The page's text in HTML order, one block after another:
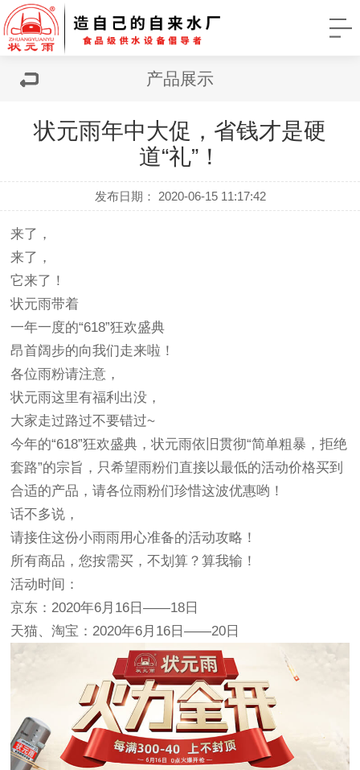
产品展示
状元雨年中大促，省钱才是硬
道“礼”！
发布日期： 2020-06-15 11:17:42
来了，
来了，
它来了！
状元雨带着
一年一度的“618”狂欢盛典
昂首阔步的向我们走来啦！
各位雨粉请注意，
状元雨这里有福利出没，
大家走过路过不要错过~
今年的“618”狂欢盛典，状元雨依旧贯彻“简单粗暴，拒绝
套路”的宗旨，只希望雨粉们直接以最低的活动价格买到
合适的产品，请各位雨粉们珍惜这波优惠哟！
话不多说，
请接住这份小雨雨用心准备的活动攻略！
所有商品，您按需买，不划算？算我输！
活动时间：
京东：2020年6月16日——18日
天猫、淘宝：2020年6月16日——20日